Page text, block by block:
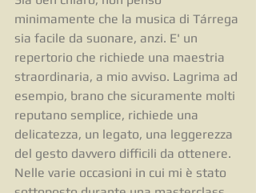
minimamente che la musica di Tárrega
sia facile da suonare, anzi. E' un
repertorio che richiede una maestria
straordinaria, a mio avviso. Lagrima ad
esempio, brano che sicuramente molti
reputano semplice, richiede una
delicatezza, un legato, una leggerezza
del gesto davvero difficili da ottenere.
Nelle varie occasioni in cui mi è stato